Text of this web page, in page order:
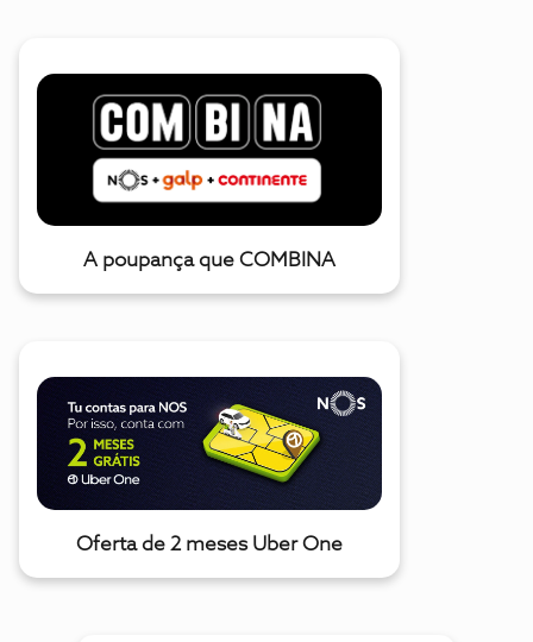
A poupança que COMBINA
Oferta de 2 meses Uber One